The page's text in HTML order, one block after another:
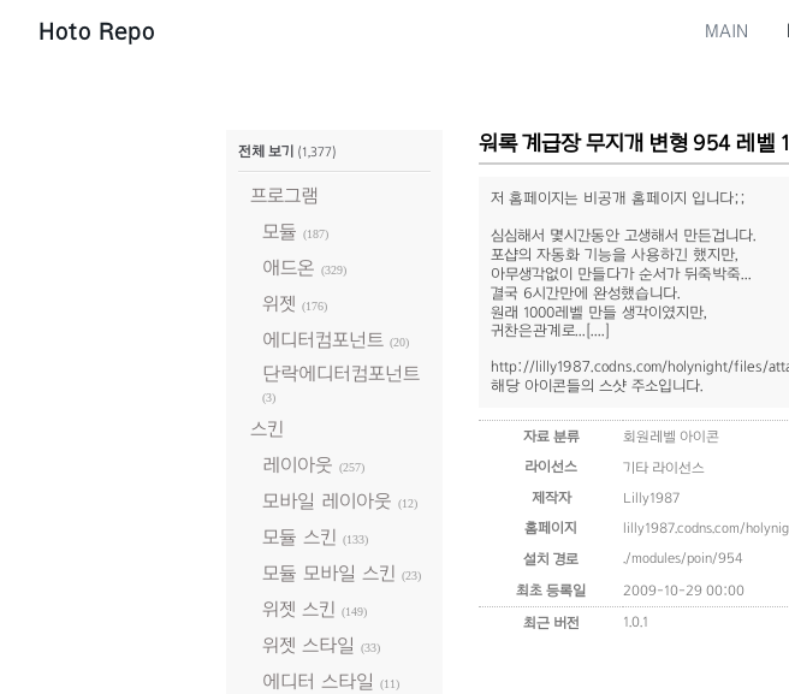
Hoto Repo MAIN
전체 보기 (1,377)
프로그램
모듈 (187)
애드온 (329)
위젯 (176)
에디터컴포넌트 (20)
단락에디터컴포넌트
(3)
스킨
레이아웃 (257)
모바일 레이아웃 (12)
모듈 스킨 (133)
모듈 모바일 스킨 (23)
위젯 스킨 (149)
위젯 스타일 (33)
에디터 스타일 (11)
워록 계급장 무지개 변형 954 레벨
저 홈페이지는 비공개 홈페이지 입니다;;
심심해서 몇시간동안 고생해서 만든겁니다.
포샵의 자동화 기능을 사용하긴 했지만,
아무생각없이 만들다가 순서가 뒤죽박죽...
결국 6시간만에 완성했습니다.
원래 1000레벨 만들 생각이였지만,
귀찬은관계로...[....]
http://lilly1987.codns.com/holynight/files/
해당 아이콘들의 스샷 주소입니다.
자료 분류 회원레벨 아이콘
라이선스
기타 라이선스
제작자
Lilly1987
홈페이지
lilly1987.codns.com/
설치 경로
./modules/poin/954
최초 등록일
2009-10-29 00:00
최근 버전
1.0.1